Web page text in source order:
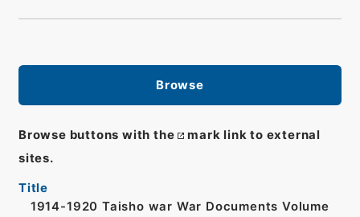
Browse
Browse buttons with the
mark link to external
sites.
Title
1914-1920 Taisho war War Documents Volume